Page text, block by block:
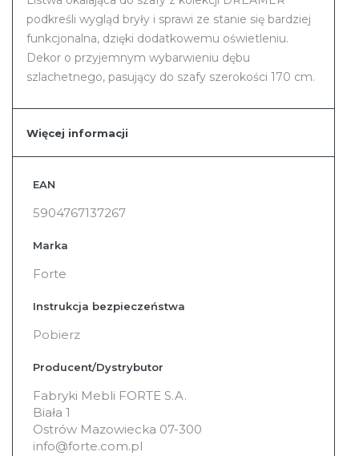
podkreśli wygląd bryły i sprawi ze stanie się bardziej
funkcjonalna, dzięki dodatkowemu oświetleniu.
Dekor o przyjemnym wybarwieniu dębu
szlachetnego, pasujący do szafy szerokości 170 cm.
Więcej informacji
Więcej
EAN
5904767137267
Marka
Forte
Instrukcja bezpieczeństwa
Pobierz
Producent/Dystrybutor
Fabryki Mebli FORTE S.A.
Biała 1
Ostrów Mazowiecka 07-300
info@forte.com.pl